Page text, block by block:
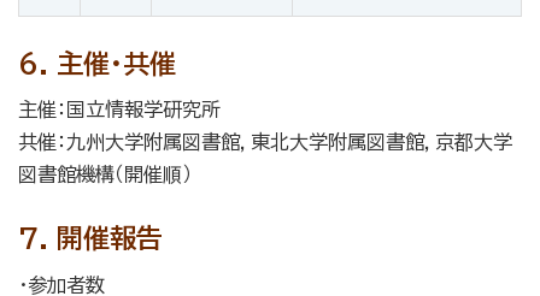
6. 主催・共催
主催：国立情報学研究所
共催：九州大学附属図書館，東北大学附属図書館，京都大学
図書館機構（開催順）
7. 開催報告
・参加者数